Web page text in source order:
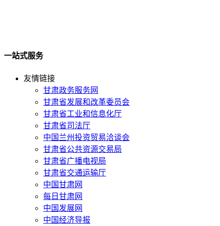
一站式服务
友情链接
甘肃政务服务网
甘肃省发展和改革委员会
甘肃省工业和信息化厅
甘肃省司法厅
中国兰州投资贸易洽谈会
甘肃省公共资源交易局
甘肃省广播电视局
甘肃省交通运输厅
中国甘肃网
每日甘肃网
中国发展网
中国经济导报